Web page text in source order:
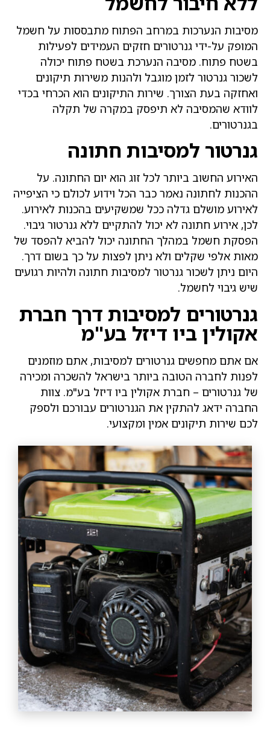
הנערכות במרחב הפתוח מתבססות על חשמל
על-ידי גנרטורים חזקים העמידים לפעילות
פתוח. מסיבה הנערכת בשטח פתוח יכולה
גנרטור לזמן מוגבל ולהנות משירות תיקונים
בעת הצורך. שירות התיקונים הוא הכרחי בכדי
שהמסיבה לא תיפסק במקרה של תקלה
למסיבות חתונה
החשוב ביותר לכל זוג הוא יום החתונה. על
לחתונה נאמר כבר הכל וידוע לכולם כי הציפייה
מושלם גדלה ככל שמשקיעים בהכנות לאירוע.
אירוע חתונה לא יכול להתקיים ללא גנרטור גיבוי.
חשמל במהלך החתונה יכול להביא להפסד של
אלפי שקלים ולא ניתן לפצות על כך בשום דרך.
ניתן לשכור גנרטור למסיבות חתונה ולהיות רגועים
גיבוי לחשמל.
למסיבות דרך חברת
ביו דיזל בע"מ
אתם מחפשים גנרטורים למסיבות, אתם מוזמנים
לחברה הטובה ביותר בישראל להשכרה ומכירה
גנרטורים – חברת אקולין ביו דיזל בע"מ. צוות
ידאג להתקין את הגנרטורים עבורכם ולספק
שירות תיקונים אמין ומקצועי.